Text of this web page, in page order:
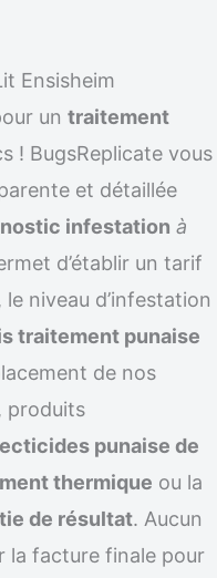
Ensisheim
un traitement
! BugsReplicate vous
et détaillée
infestation à
d’établir un tarif
niveau d’infestation
traitement punaise
de nos
, produits
punaise de
thermique ou la
de résultat. Aucun
la facture finale pour